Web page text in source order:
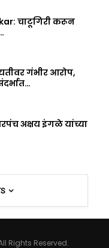
चाटूगिरी करून
गंभीर आरोप,
अक्षय इंगळे यांच्या
Rights Reserved.